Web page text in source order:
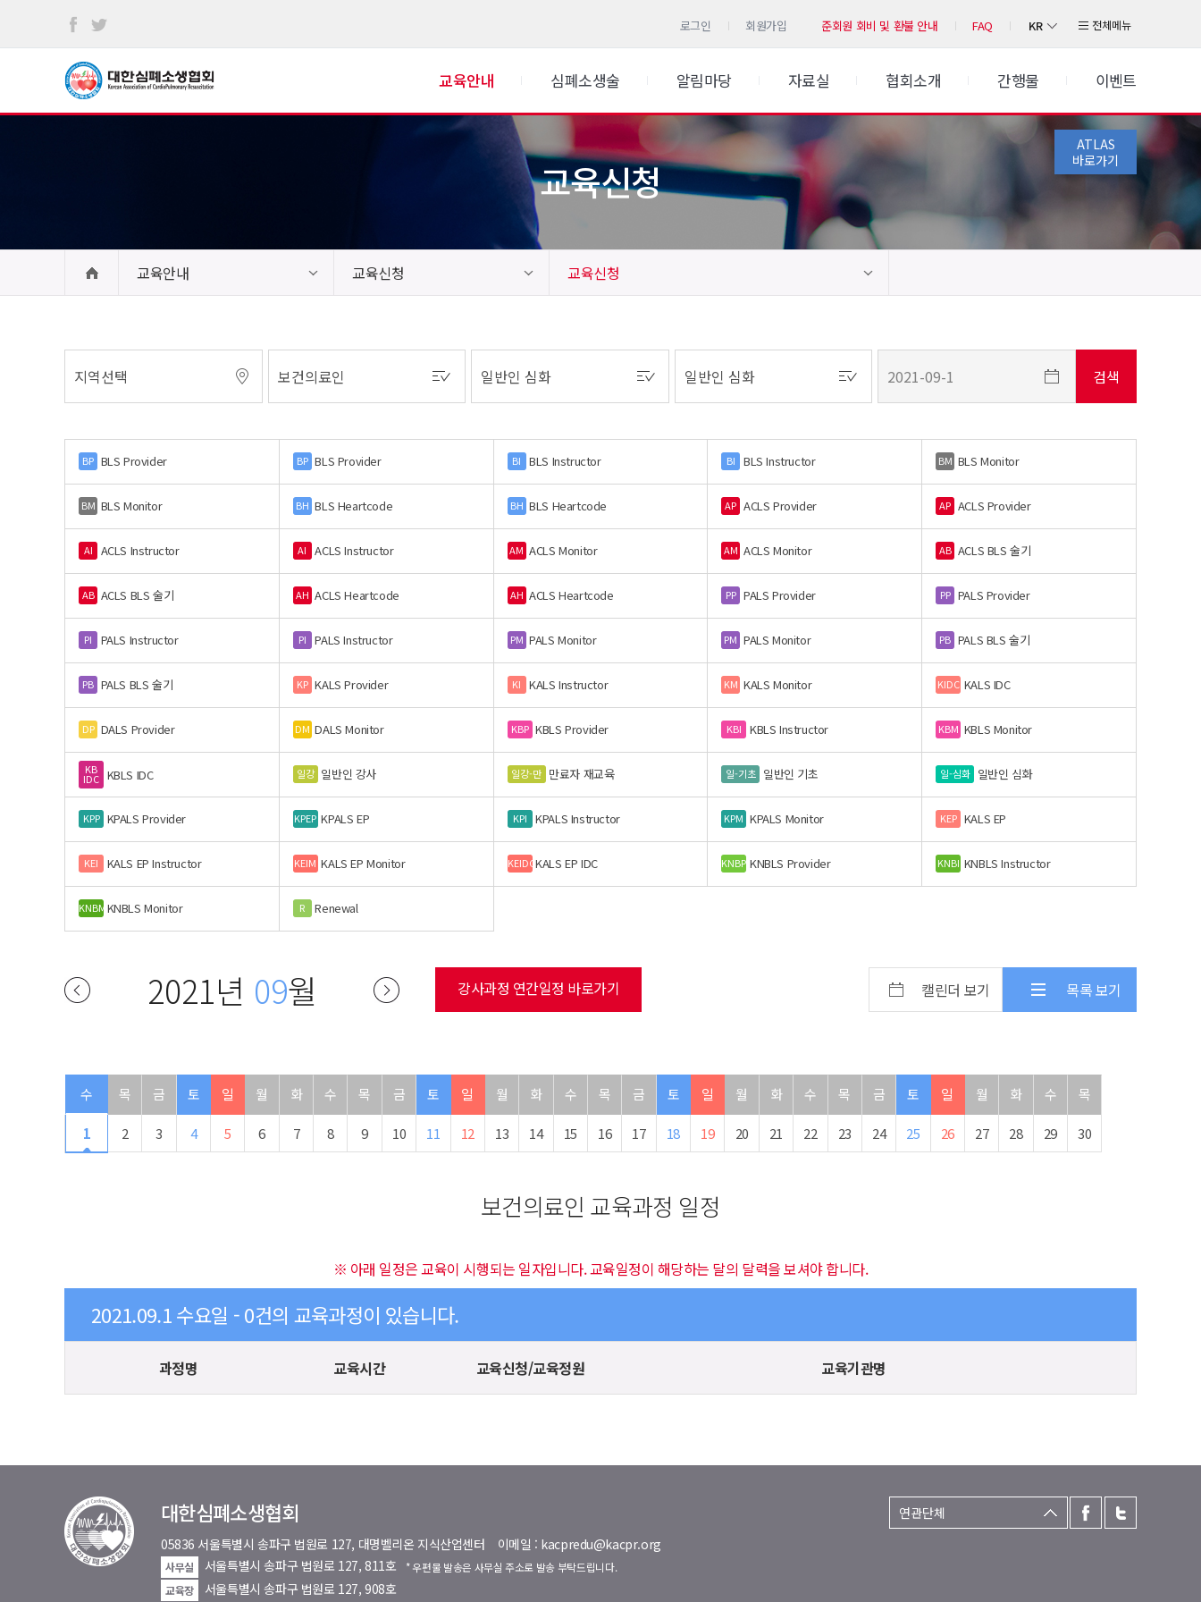
로그인 회원가입 준회원 회비 및 환불 안내 FAQ KR 전체메뉴
교육안내 심폐소생술 알림마당 자료실 협회소개 간행물 이벤트
ATLAS
바로가기
교육신청
교육안내 교육신청 교육신청
BP BLS Provider BP BLS Provider BI BLS Instructor BI BLS Instructor BM BLS Monitor
BM BLS Monitor BH BLS Heartcode BH BLS Heartcode AP ACLS Provider AP ACLS Provider
AI ACLS Instructor AI ACLS Instructor AM ACLS Monitor AM ACLS Monitor AB ACLS BLS 술기
AB ACLS BLS 술기 AH ACLS Heartcode AH ACLS Heartcode PP PALS Provider PP PALS Provider
PI PALS Instructor PI PALS Instructor PM PALS Monitor PM PALS Monitor PB PALS BLS 술기
PB PALS BLS 술기 KP KALS Provider KI KALS Instructor KM KALS Monitor KIDC KALS IDC
DP DALS Provider DM DALS Monitor KBP KBLS Provider KBI KBLS Instructor KBM KBLS Monitor
KB
IDC KBLS IDC 일강 일반인 강사 일강-만 만료자 재교육 일-기초 일반인 기초 일-심화 일반인 심화
KPP KPALS Provider KPEP KPALS EP KPI KPALS Instructor KPM KPALS Monitor KEP KALS EP
KEI KALS EP Instructor KEIM KALS EP Monitor KEIDCKALS EP IDC KNBP KNBLS Provider KNBI KNBLS Instructor
KNBM KNBLS Monitor R Renewal
2021년 09월 강사과정 연간일정 바로가기 캘린더 보기 목록 보기
수 목 금 토 일 월 화 수 목 금 토 일 월 화 수 목 금 토 일 월 화 수 목 금 토 일 월 화 수 목
1 2 3 4 5 6 7 8 9 10 11 12 13 14 15 16 17 18 19 20 21 22 23 24 25 26 27 28 29 30
보건의료인 교육과정 일정
※ 아래 일정은 교육이 시행되는 일자입니다. 교육일정이 해당하는 달의 달력을 보셔야 합니다.
2021.09.1 수요일 - 0건의 교육과정이 있습니다.
과정명 교육시간 교육신청/교육정원 교육기관명
대한심폐소생협회
05836 서울특별시 송파구 법원로 127, 대명벨리온 지식산업센터 이메일 : kacpredu@kacpr.org
사무실 서울특별시 송파구 법원로 127, 811호
* 우편물 발송은 사무실 주소로 발송 부탁드립니다.
교육장
서울특별시 송파구 법원로 127, 908호